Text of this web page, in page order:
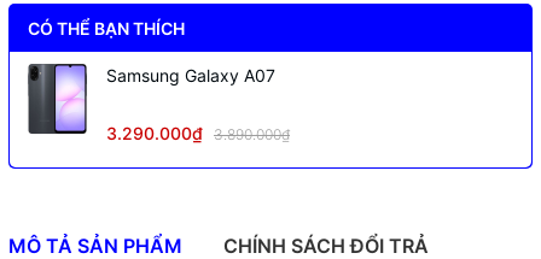
CÓ THỂ BẠN THÍCH
Samsung Galaxy A07
3.290.000₫ 3.890.000₫
MÔ TẢ SẢN PHẨM CHÍNH SÁCH ĐỔI TRẢ